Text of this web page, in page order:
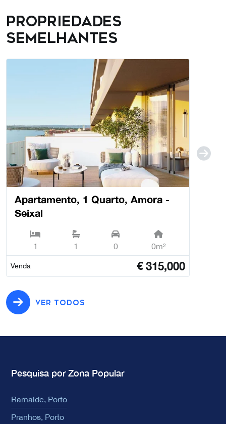
Propriedades
semelhantes
Apartamento, 1 Quarto, Amora -
Seixal
1 1 0 0m²
Venda €315,000
VER TODOS
Pesquisa por Zona Popular
Ramalde, Porto
Pranhos, Porto